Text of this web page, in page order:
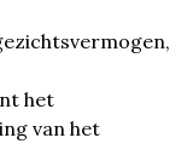
het
van het